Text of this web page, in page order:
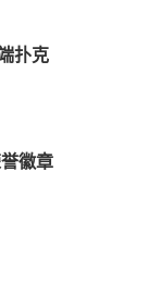
扑克
徽章